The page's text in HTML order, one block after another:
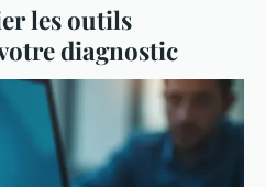
les outils
diagnostic